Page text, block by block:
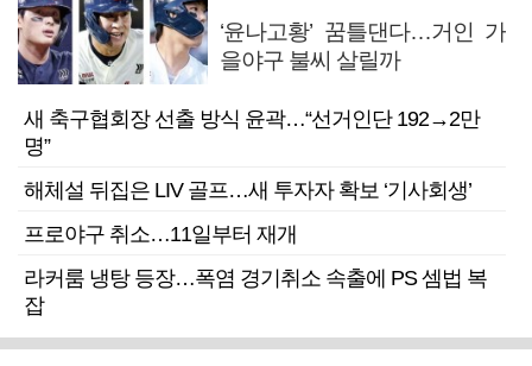
‘윤나고황’ 꿈틀댄다…거인 가
을야구 불씨 살릴까
새 축구협회장 선출 방식 윤곽…“선거인단 192→2만
명”
해체설 뒤집은 LIV 골프…새 투자자 확보 ‘기사회생’
프로야구 취소…11일부터 재개
라커룸 냉탕 등장…폭염 경기취소 속출에 PS 셈법 복
잡